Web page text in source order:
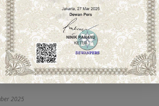
2025
Jadi Ruang Pembinaan
– Bazar dan awarding Adaro
2025, menjadi salah saty kolaborasi strategis
2025